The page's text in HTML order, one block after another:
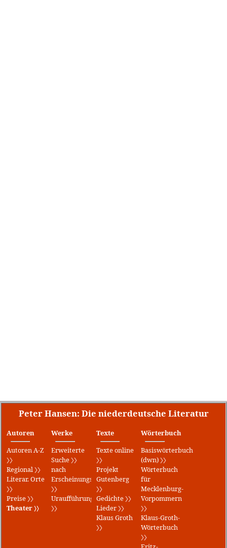
Peter Hansen: Die niederdeutsche Literatur
Autoren
Autoren A-Z
〉〉
Regional 〉〉
Literar. Orte
〉〉
Preise 〉〉
Theater 〉〉
Werke
Erweiterte
Suche 〉〉
nach
Erscheinungsjahr
〉〉
Uraufführungen
〉〉
Texte
Texte online
〉〉
Projekt
Gutenberg
〉〉
Gedichte 〉〉
Lieder 〉〉
Klaus Groth
〉〉
Wörterbuch
Basiswörterbuch
(dwn) 〉〉
Wörterbuch
für
Mecklenburg-
Vorpommern
〉〉
Klaus-Groth-
Wörterbuch
〉〉